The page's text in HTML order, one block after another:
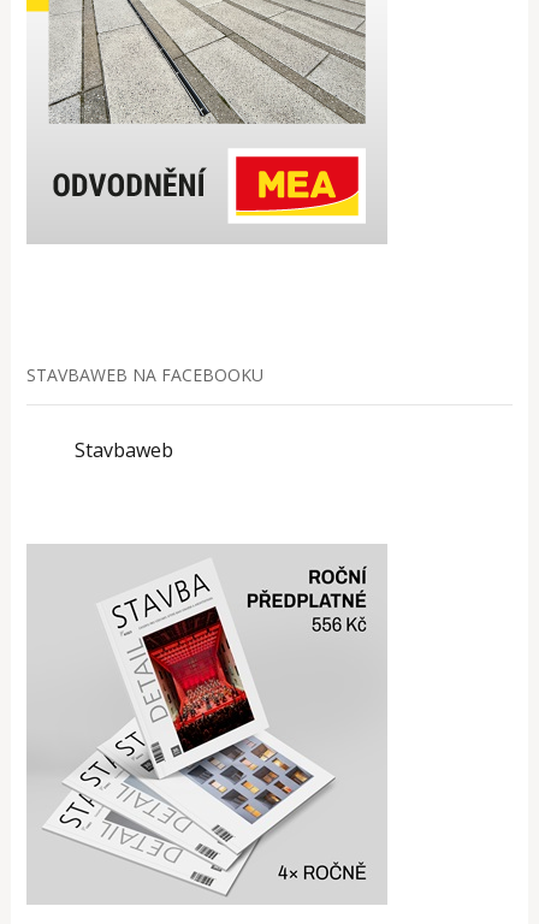
STAVBAWEB NA FACEBOOKU
Stavbaweb